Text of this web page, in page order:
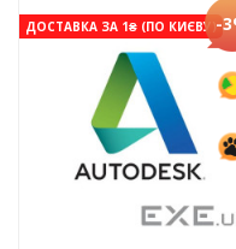
ДОСТАВКА ЗА 1₴ (ПО КИЄВУ)-